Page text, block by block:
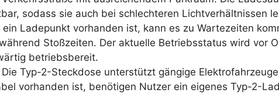
sodass sie auch bei schlechteren Lichtverhältnissen
ein Ladepunkt vorhanden ist, kann es zu Wartezeiten
Stoßzeiten. Der aktuelle Betriebsstatus wird vor
betriebsbereit.
Typ-2-Steckdose unterstützt gängige
vorhanden ist, benötigen Nutzer ein eigenes Typ-2-